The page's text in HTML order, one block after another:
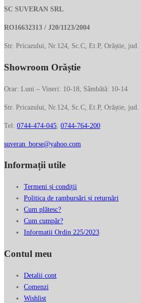
SC SUVERAN SRL
RO16632313 / J20/1123/2004
Str. Pricazului, Nr.124, Sc.C, Et.P, Orăștie, jud.
Showroom Orăștie
Orar: Luni – Vineri: 10-18, Sâmbătă: 10-14
Str. Pricazului, Nr.124, Sc.C, Et.P, Orăștie, jud.
Tel: 0744-474-045; 0744-764-200
suveran_borse@yahoo.com
Informații utile
Termeni și condiții
Politica de rambursări și returnări
Cum plătesc?
Cum cumpăr?
Informatii Ordin 225/2023
Contul meu
Detalii cont
Comenzi
Wishlist